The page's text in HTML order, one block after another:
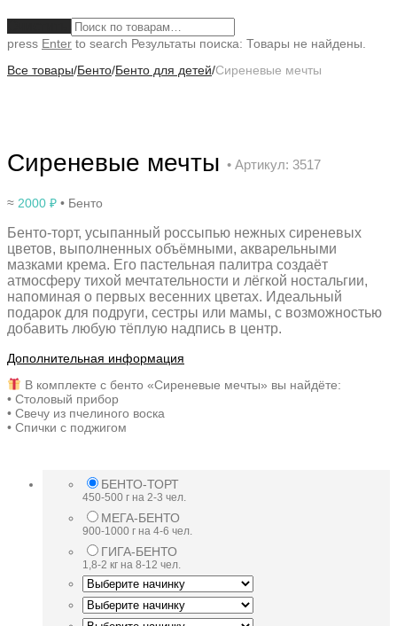
press Enter to search Результаты поиска: Товары не найдены.
Все товары/Бенто/Бенто для детей/Сиреневые мечты
Сиреневые мечты • Артикул: 3517
≈ 2000 ₽ • Бенто
Бенто-торт, усыпанный россыпью нежных сиреневых
цветов, выполненных объёмными, акварельными
мазками крема. Его пастельная палитра создаёт
атмосферу тихой мечтательности и лёгкой ностальгии,
напоминая о первых весенних цветах. Идеальный
подарок для подруги, сестры или мамы, с возможностью
добавить любую тёплую надпись в центр.
Дополнительная информация
В комплекте с бенто «Сиреневые мечты» вы найдёте:
• Столовый прибор
• Свечу из пчелиного воска
• Спички с поджигом
БЕНТО-ТОРТ
450-500 г на 2-3 чел.
МЕГА-БЕНТО
900-1000 г на 4-6 чел.
ГИГА-БЕНТО
1,8-2 кг на 8-12 чел.